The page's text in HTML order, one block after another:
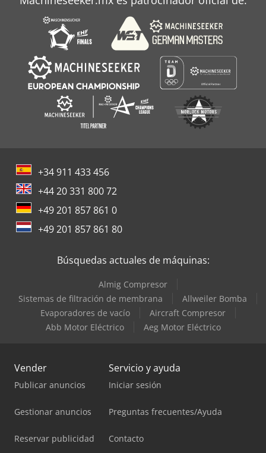
+34 911 433 456
+44 20 331 800 72
+49 201 857 861 0
+49 201 857 861 80
Búsquedas actuales de máquinas:
Almig Compresor
Sistemas de filtración de membrana
Allweiler Bomba
Evaporadores de vacío
Aircraft Compresor
Abb Motor Eléctrico
Aeg Motor Eléctrico
Vender
Publicar anuncios
Gestionar anuncios
Reservar publicidad
Servicio y ayuda
Iniciar sesión
Preguntas frecuentes/Ayuda
Contacto